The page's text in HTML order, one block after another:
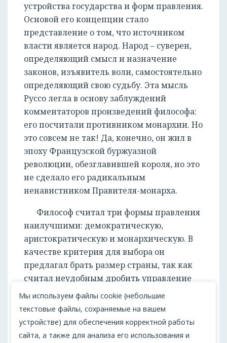
устройства государства и форм правления.
Основой его концепции стало
представление о том, что источником
власти является народ. Народ – суверен,
определяющий смысл и назначение
законов, изъявитель воли, самостоятельно
определяющий свою судьбу. Эта мысль
Руссо легла в основу заблуждений
комментаторов произведений философа:
его посчитали противником монархии. Но
это совсем не так! Да, конечно, он жил в
эпоху Французской буржуазной
революции, обезглавившей короля, но это
не сделало его радикальным
ненавистником Правителя-монарха.
Философ считал три формы правления
наилучшими: демократическую,
аристократическую и монархическую. В
качестве критерия для выбора он
предлагал брать размер страны, так как
считал неудобным дробить управление
огромными ресурсами во благо народа.
Поэтому только для маленьких государств
возможна демократия, для средних –
аристократия и для крупных – монархия.
Мы используем файлы cookie (небольшие
текстовые файлы, сохраняемые на вашем
устройстве) для обеспечения корректной работы
сайта, а также для анализа его использования и